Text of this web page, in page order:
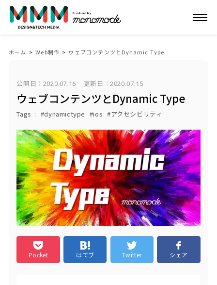
Produced by
ホーム > Web制作 > ウェブコンテンツとDynamic Type
公開日：2020.07.16 更新日：2020.07.15
ウェブコンテンツとDynamic Type
Tags dynamictype ios アクセシビリティ
Pocket はてブ Twitter シェア